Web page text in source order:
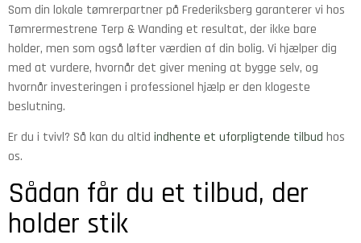
Som din lokale tømrerpartner på Frederiksberg garanterer vi hos
Tømrermestrene Terp & Wanding et resultat, der ikke bare
holder, men som også løfter værdien af din bolig. Vi hjælper dig
med at vurdere, hvornår det giver mening at bygge selv, og
hvornår investeringen i professionel hjælp er den klogeste
beslutning.
Er du i tvivl? Så kan du altid indhente et uforpligtende tilbud hos
os.
Sådan får du et tilbud, der
holder stik